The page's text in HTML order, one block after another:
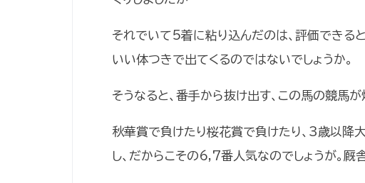
それでいて5着に粘り込んだのは、評価できる
いい体つきで出てくるのではないでしょうか。
そうなると、番手から抜け出す、この馬の競馬が
秋華賞で負けたり桜花賞で負けたり、3歳以降
し、だからこその6,7番人気なのでしょうが。厩